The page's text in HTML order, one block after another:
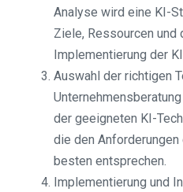
Analyse wird eine KI-
Ziele, Ressourcen und
Implementierung der
Auswahl der richtigen
der geeigneten KI-
die den
besten entsprechen.
Implementierung und